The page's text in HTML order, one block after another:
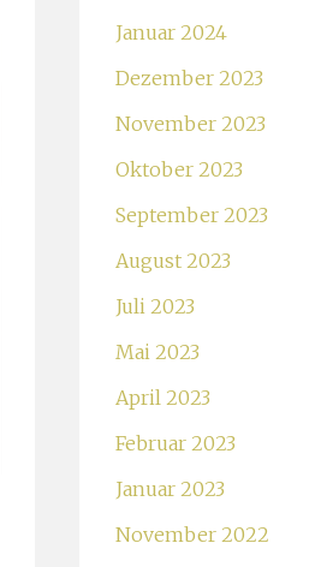
Januar 2024
Dezember 2023
November 2023
Oktober 2023
September 2023
August 2023
Juli 2023
Mai 2023
April 2023
Februar 2023
Januar 2023
November 2022